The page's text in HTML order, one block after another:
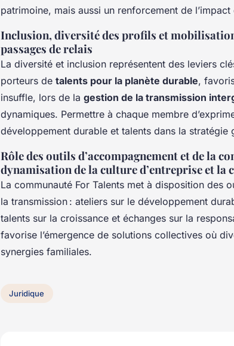
patrimoine, mais aussi un renforcement de
Inclusion, diversité des profils et
passages de relais
La diversité et inclusion représentent des leviers
porteurs de talents pour la planète durable,
insuffle, lors de la gestion de la transmission
dynamiques. Permettre à chaque membre
développement durable et talents dans la stratégie
Rôle des outils d’accompagnement et de la
dynamisation de la culture d’entreprise et la
La communauté For Talents met à disposition des
la transmission : ateliers sur le développement
talents sur la croissance et échanges sur la
favorise l’émergence de solutions collectives où
synergies familiales.
Juridique